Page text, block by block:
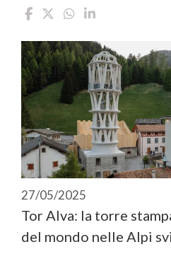
27/05/2025
Tor Alva: la torre
del mondo nelle Alpi